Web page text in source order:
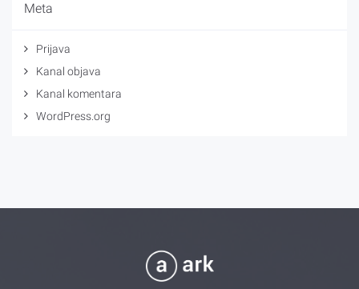
Meta
Prijava
Kanal objava
Kanal komentara
WordPress.org